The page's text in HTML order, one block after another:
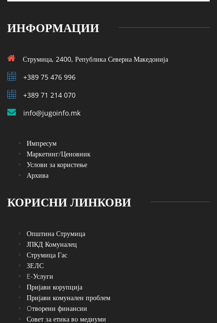
ИНФОРМАЦИИ
Струмица, 2400, Република Северна Македонија
+389 75 476 996
+389 71 214 070
info@jugoinfo.mk
Импресум
Маркетинг/Ценовник
Услови за користење
Архива
КОРИСНИ ЛИНКОВИ
Општина Струмица
ЈПКД Комуналец
Струмица Гас
ЗЕЛС
E-Услуги
Пријави корупција
Пријави комунален проблем
Oтворени финансии
Совет за етика во медиуми